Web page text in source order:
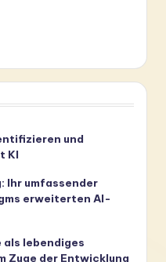
und
KI
Ihr umfassender
erweiterten AI-
als lebendiges
Zuge der Entwicklung